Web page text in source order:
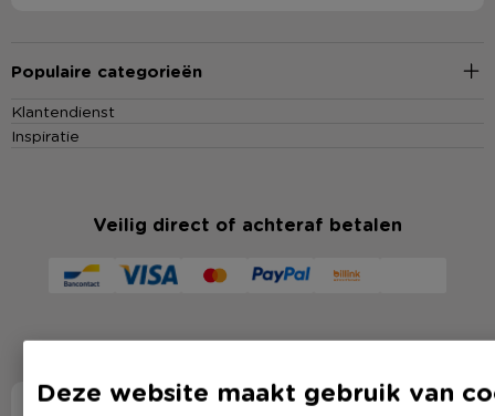
Deze website maakt gebruik van
Populaire categorieën
Klantendienst
Inspiratie
Veilig direct of achteraf betalen